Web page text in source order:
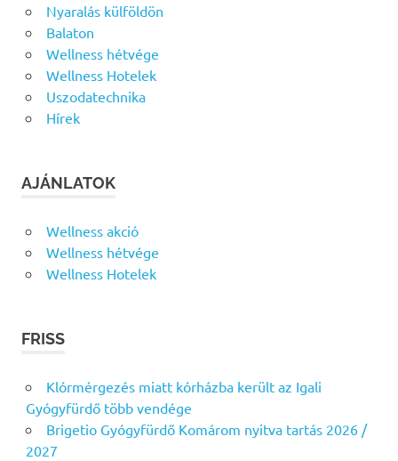
Nyaralás külföldön
Balaton
Wellness hétvége
Wellness Hotelek
Uszodatechnika
Hírek
AJÁNLATOK
Wellness akció
Wellness hétvége
Wellness Hotelek
FRISS
Klórmérgezés miatt kórházba került az Igali
Gyógyfürdő több vendége
Brigetio Gyógyfürdő Komárom nyitva tartás 2026 /
2027